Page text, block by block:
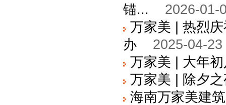
锚...
2026-01-
万家美 | 热烈
办
2025-04-
万家美 | 大年
万家美 | 除夕
海南万家美建